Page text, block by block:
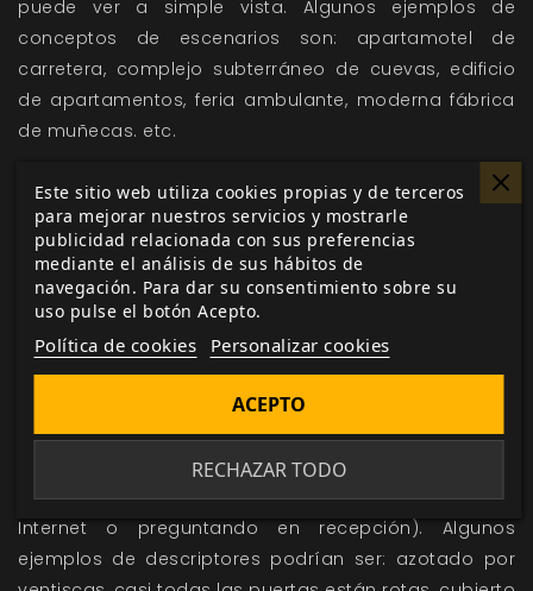
puede ver a simple vista. Algunos ejemplos de
conceptos de escenarios son: apartamotel de
carretera, complejo subterráneo de cuevas, edificio
de apartamentos, feria ambulante, moderna fábrica
de muñecas. etc.
Los descriptores añaden información adicional sobre
el ambiente, la disposición, la situación o la función
del escenario. Un escenario cualquiera tiene entre
dos y cuatro descriptores, en función de lo complejo
o detallado que el director quiere que sea. Los
personajes conocerán los descriptores en cuanto
entren en contacto con el escenario, ya que la
mayoría se perciben directamente o son información
de libre disposición que se puede averiguar
fácilmente (por ejemplo, buscando el lugar en
Internet o preguntando en recepción). Algunos
ejemplos de descriptores podrían ser: azotado por
Este sitio web utiliza cookies propias y de terceros
para mejorar nuestros servicios y mostrarle
publicidad relacionada con sus preferencias
mediante el análisis de sus hábitos de
navegación. Para dar su consentimiento sobre su
uso pulse el botón Acepto.
Política de cookies Personalizar cookies
RECHAZAR TODO
ACEPTO